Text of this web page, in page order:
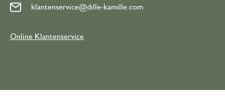
klantenservice@dille-kamille.com
Online Klantenservice